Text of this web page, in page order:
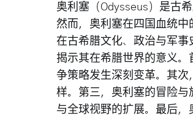
奥利塞（Odysseus）是古
然而，奥利塞在四国血统
在古希腊文化、政治与军事
揭示其在希腊世界的意义
争策略发生深刻变革。其
样。第三，奥利塞的冒险
与全球视野的扩展。最后